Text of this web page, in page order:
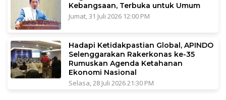
Kebangsaan, Terbuka untuk Umum
Jumat, 31 Juli 2026 12:00 PM
Hadapi Ketidakpastian Global, APINDO
Selenggarakan Rakerkonas ke-35
Rumuskan Agenda Ketahanan
Ekonomi Nasional
Selasa, 28 Juli 2026 21:30 PM